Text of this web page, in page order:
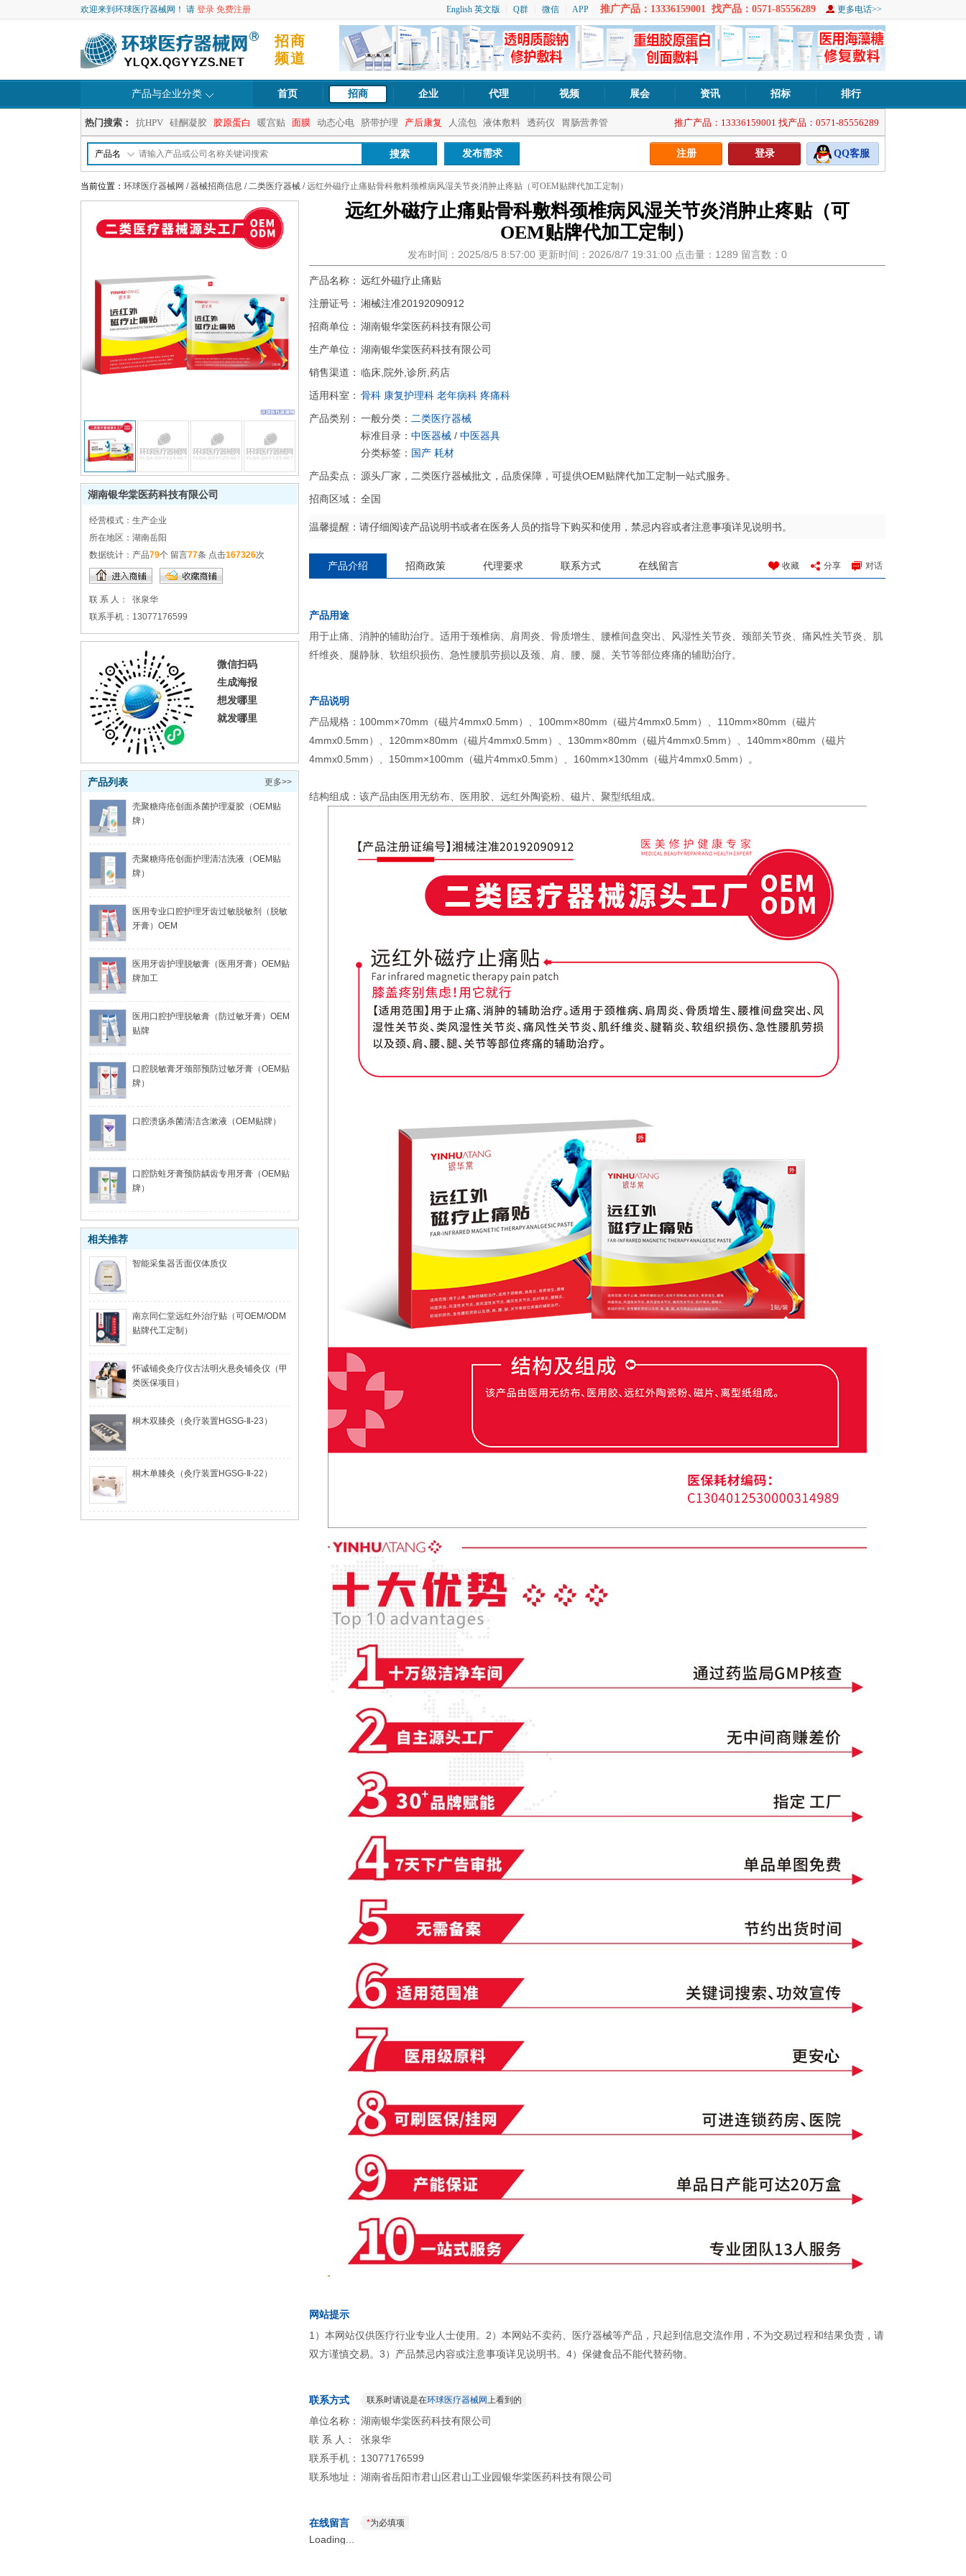
English 英文版 Q群 微信 APP 推广产品：13336159001 找产品：0571-85556289 更多电话>>
欢迎来到环球医疗器械网！ 请 登录 免费注册
招商
频道
产品与企业分类 首页 招商 企业 代理 视频 展会 资讯 招标 排行
推广产品：13336159001 找产品：0571-85556289
热门搜索： 抗HPV 硅酮凝胶 胶原蛋白 暖宫贴 面膜 动态心电 脐带护理 产后康复 人流包 液体敷料 透药仪 胃肠营养管
产品名 发布需求 注册 登录 QQ客服
当前位置： 环球医疗器械网 /器械招商信息 /二类医疗器械 /远红外磁疗止痛贴骨科敷料颈椎病风湿关节炎消肿止疼贴（可OEM贴牌代加工定制）
远红外磁疗止痛贴骨科敷料颈椎病风湿关节炎消肿止疼贴（可
OEM贴牌代加工定制）
发布时间：2025/8/5 8:57:00 更新时间：2026/8/7 19:31:00 点击量：1289 留言数：0
产品名称： 远红外磁疗止痛贴
注册证号： 湘械注准20192090912
招商单位： 湖南银华棠医药科技有限公司
生产单位： 湖南银华棠医药科技有限公司
销售渠道： 临床,院外,诊所,药店
适用科室： 骨科 康复护理科 老年病科 疼痛科
产品类别： 一般分类： 二类医疗器械
标准目录： 中医器械 / 中医器具
分类标签： 国产 耗材
产品卖点： 源头厂家，二类医疗器械批文，品质保障，可提供OEM贴牌代加工定制一站式服务。
招商区域： 全国
温馨提醒：请仔细阅读产品说明书或者在医务人员的指导下购买和使用，禁忌内容或者注意事项详见说明书。
收藏 分享 对话
产品介绍 招商政策 代理要求 联系方式 在线留言
产品用途
用于止痛、消肿的辅助治疗。适用于颈椎病、肩周炎、骨质增生、腰椎间盘突出、风湿性关节炎、颈部关节炎、痛风性关节炎、肌
纤维炎、腿静脉、软组织损伤、急性腰肌劳损以及颈、肩、腰、腿、关节等部位疼痛的辅助治疗。
产品说明
产品规格：100mm×70mm（磁片4mmx0.5mm）、100mm×80mm（磁片4mmx0.5mm）、110mm×80mm（磁片
4mmx0.5mm）、120mm×80mm（磁片4mmx0.5mm）、130mm×80mm（磁片4mmx0.5mm）、140mm×80mm（磁片
4mmx0.5mm）、150mm×100mm（磁片4mmx0.5mm）、160mm×130mm（磁片4mmx0.5mm）。
结构组成：该产品由医用无纺布、医用胶、远红外陶瓷粉、磁片、聚型纸组成。
网站提示
1）本网站仅供医疗行业专业人士使用。2）本网站不卖药、医疗器械等产品，只起到信息交流作用，不为交易过程和结果负责，请
双方谨慎交易。3）产品禁忌内容或注意事项详见说明书。4）保健食品不能代替药物。
联系方式 联系时请说是在环球医疗器械网上看到的
单位名称： 湖南银华棠医药科技有限公司
联 系 人：
张泉华
联系手机： 13077176599
联系地址： 湖南省岳阳市君山区君山工业园银华棠医药科技有限公司
在线留言 *为必填项
Loading...
湖南银华棠医药科技有限公司
经营模式： 生产企业
所在地区： 湖南岳阳
数据统计： 产品79个 留言77条 点击167326次
联 系 人：
张泉华
联系手机： 13077176599
微信扫码
生成海报
想发哪里
就发哪里
更多>>
产品列表
壳聚糖痔疮创面杀菌护理凝胶（OEM贴
牌）
壳聚糖痔疮创面护理清洁洗液（OEM贴
牌）
医用专业口腔护理牙齿过敏脱敏剂（脱敏
牙膏）OEM
医用牙齿护理脱敏膏（医用牙膏）OEM贴
牌加工
医用口腔护理脱敏膏（防过敏牙膏）OEM
贴牌
口腔脱敏膏牙颈部预防过敏牙膏（OEM贴
牌）
口腔溃疡杀菌清洁含漱液（OEM贴牌）
口腔防蛀牙膏预防龋齿专用牙膏（OEM贴
牌）
相关推荐
智能采集器舌面仪体质仪
南京同仁堂远红外治疗贴（可OEM/ODM
贴牌代工定制）
怀诚铺灸灸疗仪古法明火悬灸铺灸仪（甲
类医保项目）
桐木双膝灸（灸疗装置HGSG-Ⅱ-23）
桐木单膝灸（灸疗装置HGSG-Ⅱ-22）